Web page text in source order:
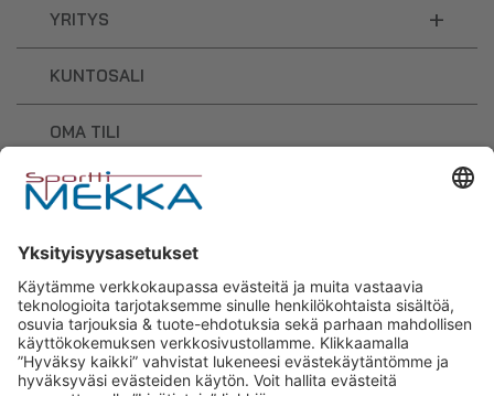
YRITYS +
KUNTOSALI
OMA TILI
OSTOSKORI
Sporttimekka – lisäravinteiden ja
urheilutarvikkeiden osaaja